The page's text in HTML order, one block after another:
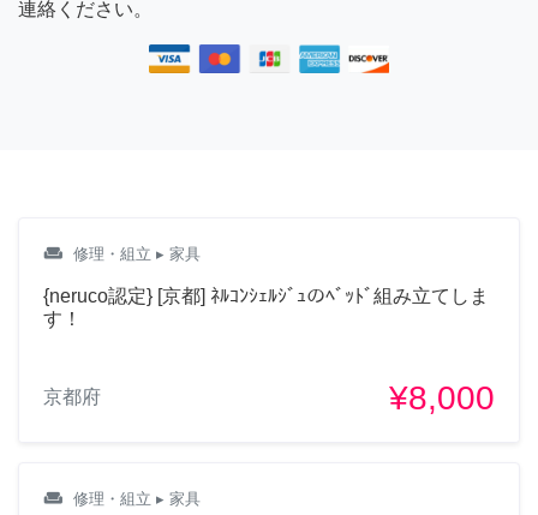
させず、直近でご利用頂い
たチケットだけを更新して
こちら公開コメント欄にな
気付くまでお返事が遅れた
連絡ください。
weekend 修理・組立 ▸ 家具
{neruco認定} [京都] ﾈﾙｺﾝｼｪﾙｼﾞｭのﾍﾞｯﾄﾞ組み立てしま
す！
京都府 ¥8,000
weekend 修理・組立 ▸ 家具